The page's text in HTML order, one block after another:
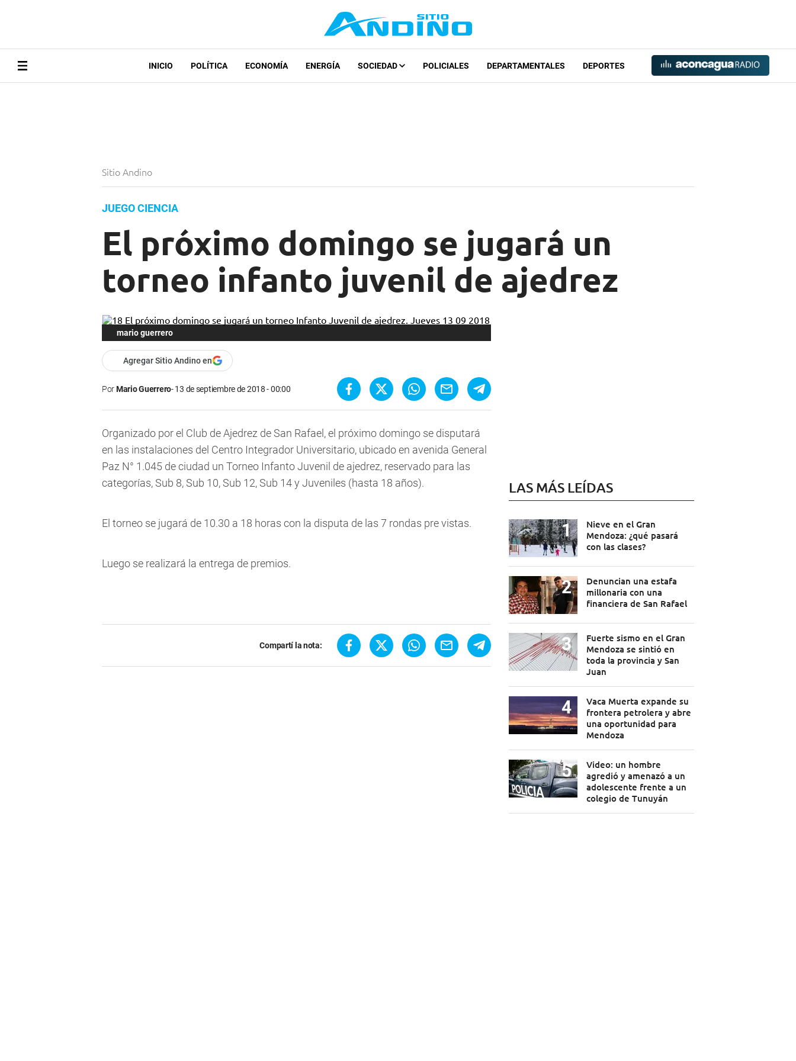
INICIO POLÍTICA ECONOMÍA ENERGÍA SOCIEDAD POLICIALES DEPARTAMENTALES DEPORTES
Sitio Andino
JUEGO CIENCIA
El próximo domingo se jugará un
torneo infanto juvenil de ajedrez
mario guerrero
Agregar Sitio Andino en
PorMario Guerrero 13 de septiembre de 2018 - 00:00
Organizado por el Club de Ajedrez de San Rafael, el próximo domingo se disputará
en las instalaciones del Centro Integrador Universitario, ubicado en avenida General
Paz N° 1.045 de ciudad un Torneo Infanto Juvenil de ajedrez, reservado para las
categorías, Sub 8, Sub 10, Sub 12, Sub 14 y Juveniles (hasta 18 años).
El torneo se jugará de 10.30 a 18 horas con la disputa de las 7 rondas pre vistas.
Luego se realizará la entrega de premios.
Compartí la nota:
LAS MÁS LEÍDAS
Nieve en el Gran
Mendoza: ¿qué pasará
con las clases?
Denuncian una estafa
millonaria con una
financiera de San Rafael
Fuerte sismo en el Gran
Mendoza se sintió en
toda la provincia y San
Juan
Vaca Muerta expande su
frontera petrolera y abre
una oportunidad para
Mendoza
Video: un hombre
agredió y amenazó a un
adolescente frente a un
colegio de Tunuyán